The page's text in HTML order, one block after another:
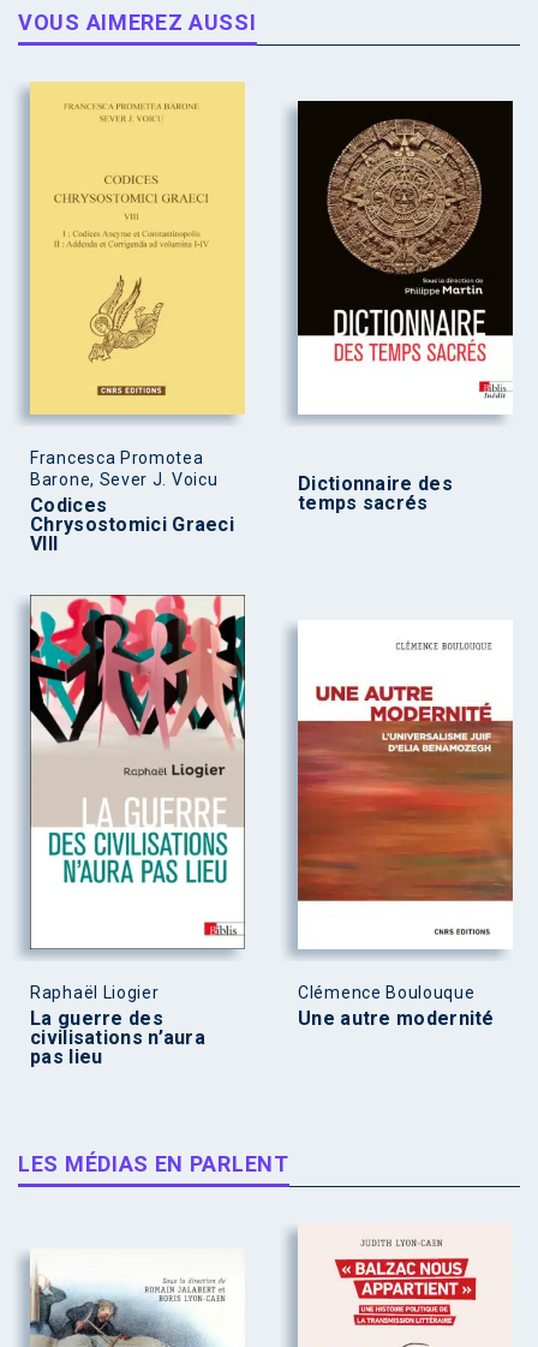
VOUS AIMEREZ AUSSI
Francesca Promotea
Barone, Sever J. Voicu
Codices
Chrysostomici Graeci
VIII
Dictionnaire des
temps sacrés
Raphaël Liogier
La guerre des
civilisations n’aura
pas lieu
Clémence Boulouque
Une autre modernité
LES MÉDIAS EN PARLENT